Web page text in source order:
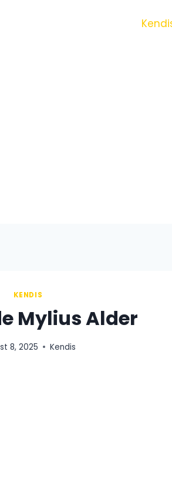
KENDIS
Mylius Alder
8, 2025 Kendis